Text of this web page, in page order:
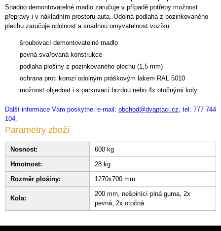
Snadno demontovatelné madlo zaručuje v případě potřeby možnost
přepravy i v nákladním prostoru auta. Odolná podlaha z pozinkovaného
plechu zaručuje odolnost a snadnou omyvatelnost vozíku.
šroubovací demontovatelné madlo
pevná svařovaná konstrukce
podlaha plošiny z pozinkovaného plechu (1,5 mm)
ochrana proti korozi odolným práškovým lakem RAL 5010
možnost objednat i s parkovací brzdou nebo 4x otočnými koly
Další informace Vám poskytne: e-mail: obchod@dvaptaci.cz, tel: 777 744
104.
Parametry zboží
Nosnost:
600 kg
Hmotnost:
28 kg
Rozměr plošiny:
1270x700 mm
Kola:
200 mm, nešpinící plná guma, 2x
pevná, 2x otočná